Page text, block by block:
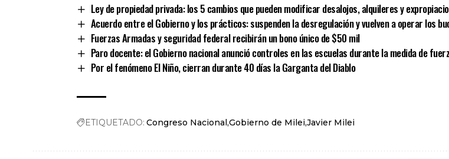
Ley de propiedad privada: los 5 cambios que pueden modificar desalojos, alquileres y
Acuerdo entre el Gobierno y los prácticos: suspenden la desregulación y vuelven a operar los
Fuerzas Armadas y seguridad federal recibirán un bono único de $50 mil
Paro docente: el Gobierno nacional anunció controles en las escuelas durante la medida de
Por el fenómeno El Niño, cierran durante 40 días la Garganta del Diablo
ETIQUETADO: Congreso NacionalGobierno de MileiJavier Milei